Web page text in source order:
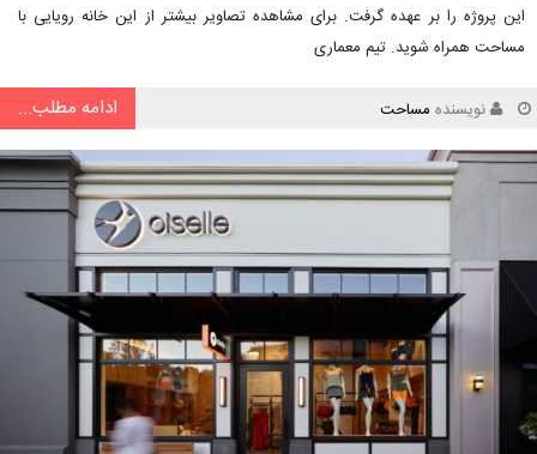
این پروژه را بر عهده گرفت. برای مشاهده تصاویر بیشتر از این خانه رویایی با
مساحت همراه شوید. تیم معماری
نویسنده مساحت ادامه مطلب...